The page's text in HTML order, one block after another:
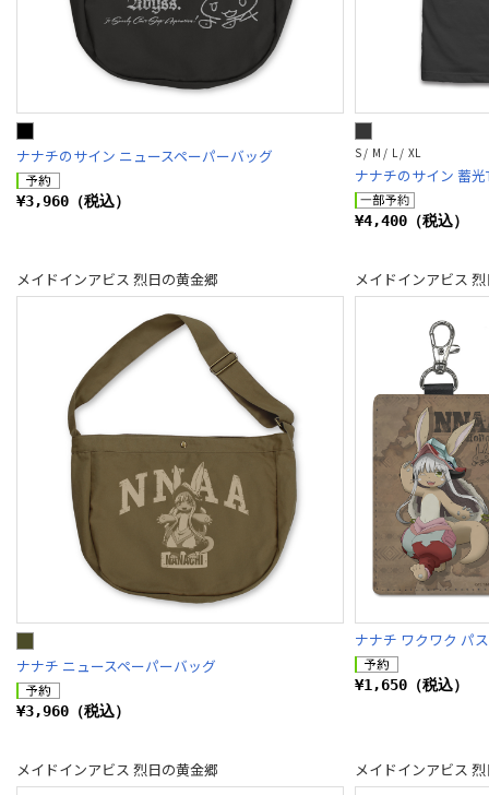
ナナチのサイン ニュースペーパーバッグ
¥3,960（税込）
S / M / L / XL
ナナチのサイン 蓄
¥4,400（税込）
メイドインアビス 烈日の黄金郷
ナナチ ニュースペーパーバッグ
¥3,960（税込）
メイドインアビス
ナナチ ワクワク パ
¥1,650（税込）
メイドインアビス 烈日の黄金郷 メイドインアビス